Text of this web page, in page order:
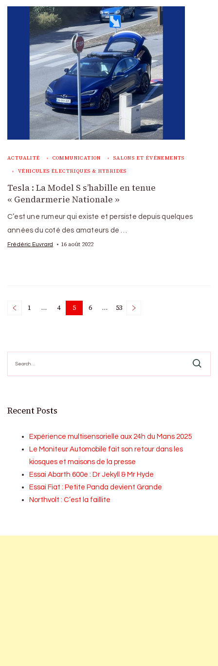
ACTUALITÉ COMMUNICATION SALONS ET ÉVÉNEMENTS
VÉHICULES ÉLECTRIQUES & HYBRIDES
Tesla : La Model S s’habille en tenue
« Gendarmerie Nationale »
C’est une rumeur qui existe et persiste depuis quelques
années du coté des amateurs de …
Frédéric Euvrard 16 août 2022
Posts
Page
1 … Page
4 Page
5 Page
6 … Page
53
for:
Recent Posts
Expérience multisensorielle aux 24h du Mans 2025
Le Moniteur Automobile fait son retour dans les
kiosques et maisons de la presse
Essai Abarth 600e : Dr Jekyll & Mr Hyde
Essai Fiat : Petite Panda devient Grande
Northvolt : C’est la faillite